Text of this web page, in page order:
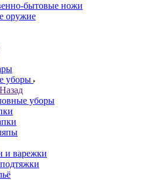
бытовые ножи
оружие
уборы
Назад
уборы
и варежки